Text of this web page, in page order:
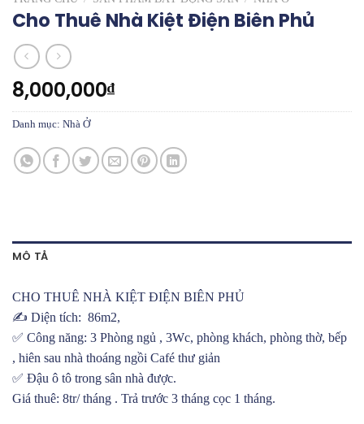
Cho Thuê Nhà Kiệt Điện Biên Phủ
8,000,000₫
Danh mục: Nhà Ở
MÔ TẢ
CHO THUÊ NHÀ KIỆT ĐIỆN BIÊN PHỦ
✍️ Diện tích: 86m2,
✅ Công năng: 3 Phòng ngủ , 3Wc, phòng khách, phòng thờ, bếp
, hiên sau nhà thoáng ngồi Café thư giản
✅ Đậu ô tô trong sân nhà được.
Giá thuê: 8tr/ tháng . Trả trước 3 tháng cọc 1 tháng.